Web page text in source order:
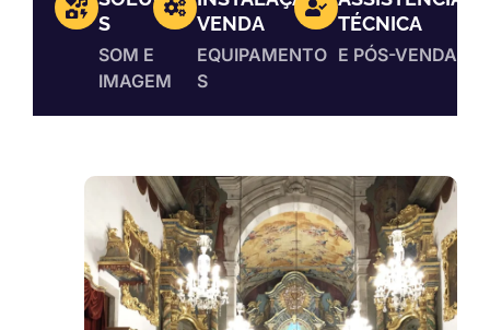
S
SOM E
IMAGEM
VENDA
EQUIPAMENTO
S
TÉCNICA
E PÓS-VENDA